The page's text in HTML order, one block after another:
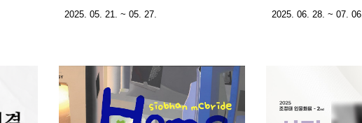
2025. 05. 21. ~ 05. 27. 2025. 06. 28. ~ 07. 06.